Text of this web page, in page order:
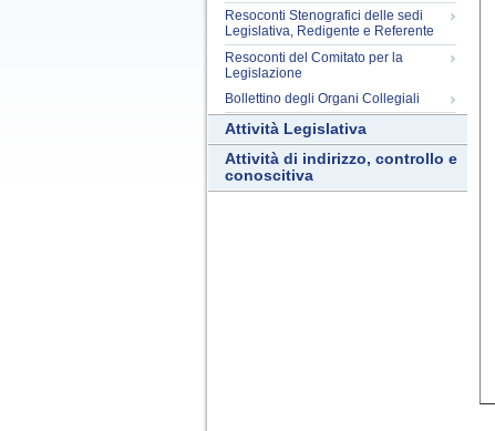
Resoconti Stenografici delle sedi
Legislativa, Redigente e Referente
Resoconti del Comitato per la
Legislazione
Bollettino degli Organi Collegiali
Attività Legislativa
Attività di indirizzo, controllo e
conoscitiva